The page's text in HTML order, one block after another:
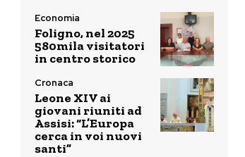
Economia
Foligno, nel 2025
580mila visitatori
in centro storico
Cronaca
Leone XIV ai
giovani riuniti ad
Assisi: “L’Europa
cerca in voi nuovi
santi”